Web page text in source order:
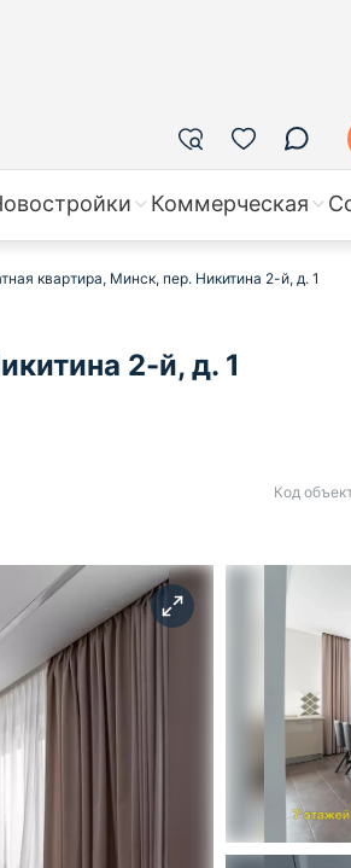
Коммерческая
квартира, Минск, пер. Никитина 2-й, д. 1
2-й, д. 1
Код